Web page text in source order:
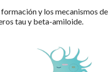
y los mecanismos de
tau y beta-amiloide.